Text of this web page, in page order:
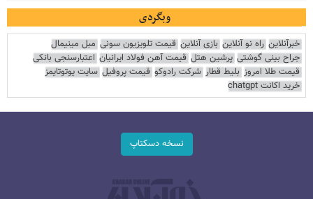
وبگردی
خبرآنلاین راه نو آنلاین بازی آنلاین قیمت تلویزیون سونی مبل مینیمال
جراح بینی گوشتی پرشین هتل قیمت آهن فولاد ایرانیان اعتبارسنجی بانکی
قیمت طلا امروز بلیط قطار شرکت رادوکو قیمت پروفیل سایت یوتوتایمز
خرید اکانت chatgpt
نسخه دسکتاپ